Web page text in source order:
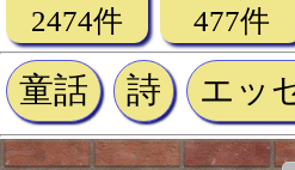
2474件 477件
童話 詩 エッ